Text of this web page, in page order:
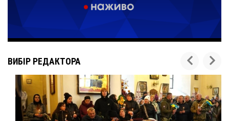
ВИБІР РЕДАКТОРА